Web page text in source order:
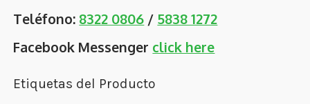
Teléfono: 8322 0806 / 5838 1272
Facebook Messenger click here
Etiquetas del Producto